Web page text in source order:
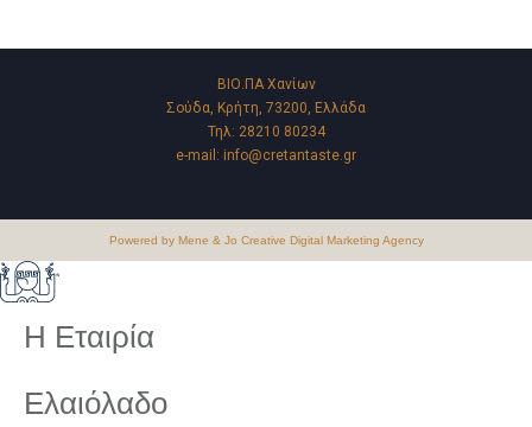
ΒΙΟ.ΠΑ Χανίων
Σούδα, Κρήτη, 73200, Ελλάδα
Τηλ: 28210 80234
e-mail: info@cretantaste.gr
Powered by Mene & Jo Creative Digital Marketing Agency
Η Εταιρία
Ελαιόλαδο